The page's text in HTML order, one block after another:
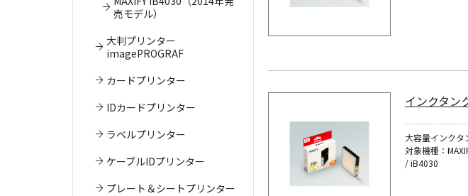
売モデル）
大判プリンター
imagePROGRAF
カードプリンター
IDカードプリンター
ラベルプリンター
ケーブルIDプリンター
プレート＆シートプリンター
インクタン
大容量インクタ
対象機種：
/ iB4030